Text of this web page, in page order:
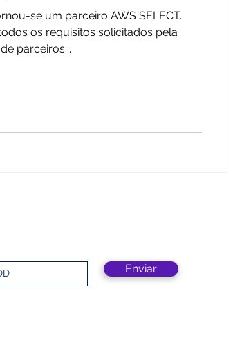
se um parceiro AWS SELECT.
os requisitos solicitados pela
parceiros...
Enviar